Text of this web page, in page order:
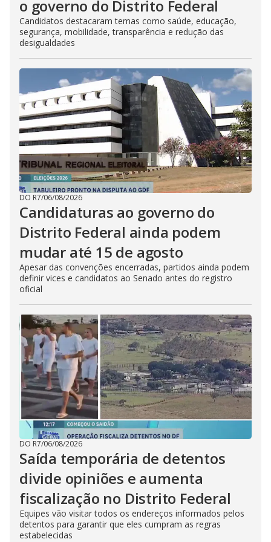
o governo do Distrito Federal
Candidatos destacaram temas como saúde, educação,
segurança, mobilidade, transparência e redução das
desigualdades
DO R7/06/08/2026
Candidaturas ao governo do
Distrito Federal ainda podem
mudar até 15 de agosto
Apesar das convenções encerradas, partidos ainda podem
definir vices e candidatos ao Senado antes do registro
oficial
DO R7/06/08/2026
Saída temporária de detentos
divide opiniões e aumenta
fiscalização no Distrito Federal
Equipes vão visitar todos os endereços informados pelos
detentos para garantir que eles cumpram as regras
estabelecidas